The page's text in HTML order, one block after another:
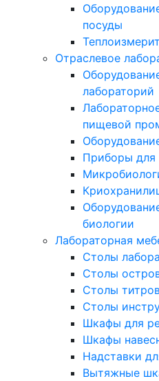
посуды
Отраслевое
лабораторий
пищевой
Приборы для
биологии
Лабораторная
Столы
Столы
Столы
Столы
Шкафы для
Шкафы
Надставки
Вытяжные